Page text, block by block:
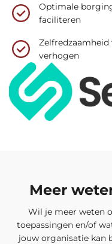
Optimale
faciliteren
verhogen
Meer
Wil je meer weten
toepassingen en/of
jouw organisatie kan